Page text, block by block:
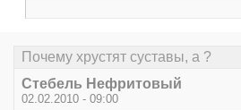
Почему хрустят суставы, а ?
Стебель Нефритовый
02.02.2010 - 09:00